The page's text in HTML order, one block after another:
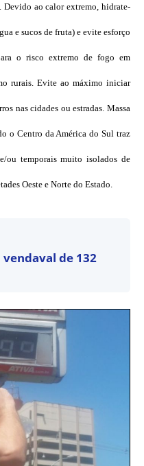
Devido ao calor extremo, hidrate-
e sucos de fruta) e evite esforço
o risco extremo de fogo em
rurais. Evite ao máximo iniciar
nas cidades ou estradas. Massa
o Centro da América do Sul traz
ou temporais muito isolados de
Oeste e Norte do Estado.
de 132